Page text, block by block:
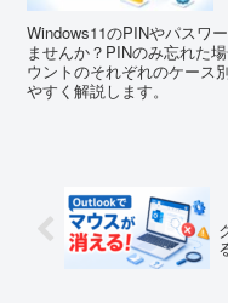
Windows11のPINやパスワ
ませんか？PINのみ忘れた
ウントのそれぞれのケース
やすく解説します。